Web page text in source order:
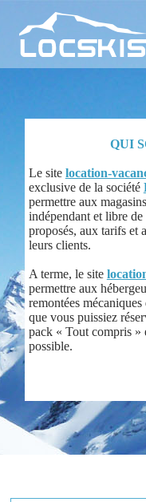
QUI
Le site location-
exclusive de la société
permettre aux
indépendant et libre
proposés, aux tarifs et
leurs clients.
A terme, le site
permettre aux
remontées
que vous puissiez
pack « Tout compris »
possible.